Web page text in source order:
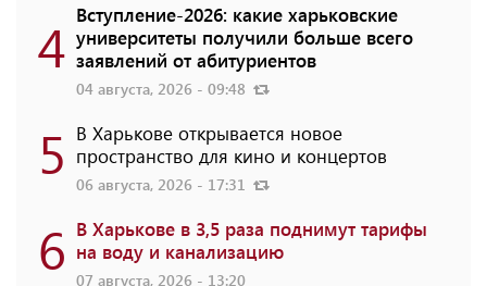
4 Вступление-2026: какие харьковские
университеты получили больше всего
заявлений от абитуриентов
04 августа, 2026 - 09:48
5 В Харькове открывается новое
пространство для кино и концертов
06 августа, 2026 - 17:31
6 В Харькове в 3,5 раза поднимут тарифы
на воду и канализацию
07 августа, 2026 - 13:20